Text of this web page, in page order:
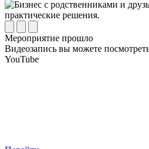
Мероприятие прошло
Видеозапись вы можете
YouTube